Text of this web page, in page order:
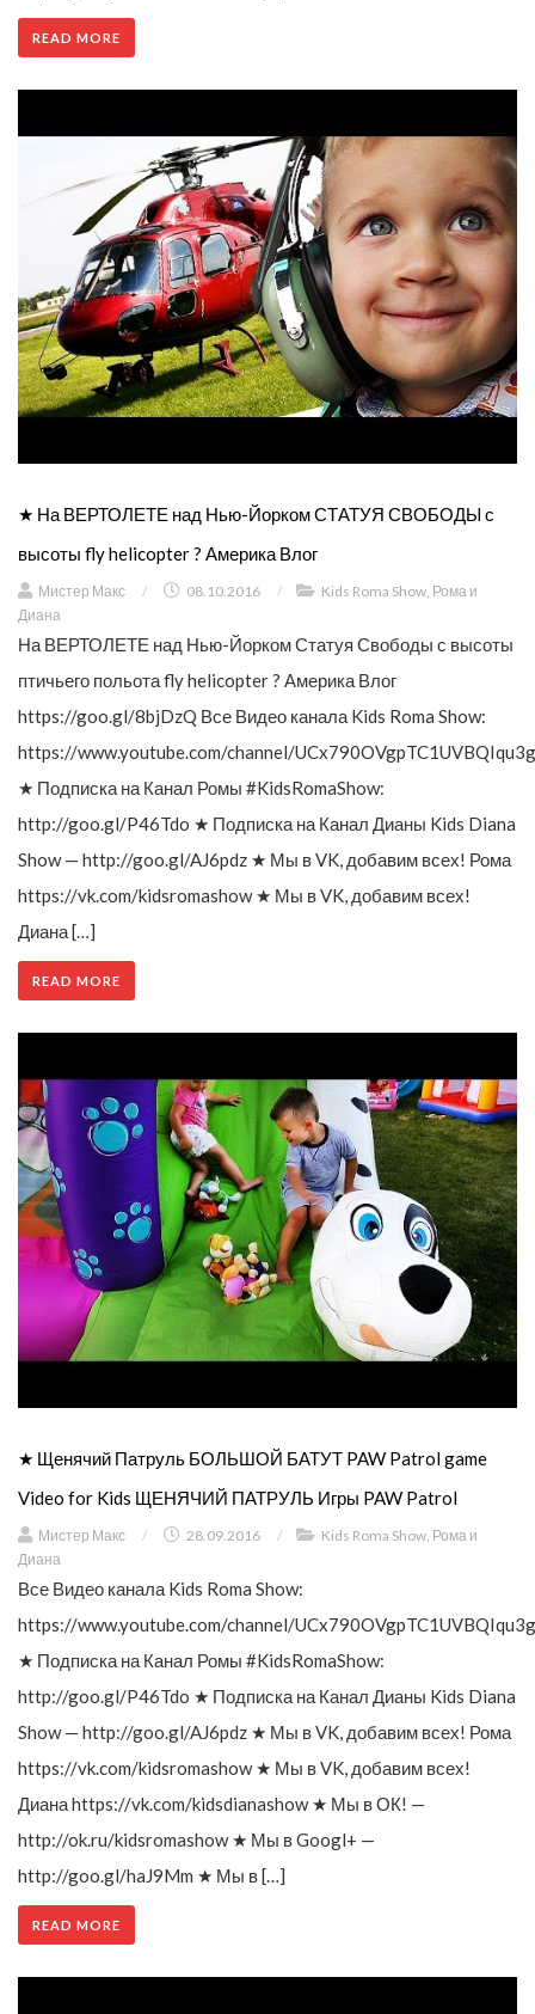
READ MORE
★ На ВЕРТОЛЕТЕ над Нью-Йорком СТАТУЯ СВОБОДЫ с
высоты fly helicopter ? Америка Влог
Мистер Макс / 08.10.2016 / Kids Roma Show, Рома и
Диана
На ВЕРТОЛЕТЕ над Нью-Йорком Статуя Свободы с высоты
птичьего польота fly helicopter ? Америка Влог
https://goo.gl/8bjDzQ Все Видео канала Kids Roma Show:
https://www.youtube.com/channel/
★ Подписка на Канал Ромы #KidsRomaShow:
http://goo.gl/P46Tdo ★ Подписка на Канал Дианы Kids Diana
Show — http://goo.gl/AJ6pdz ★ Мы в VK, добавим всех! Рома
https://vk.com/kidsromashow ★ Мы в VK, добавим всех!
Диана […]
READ MORE
★ Щенячий Патруль БОЛЬШОЙ БАТУТ PAW Patrol game
Video for Kids ЩЕНЯЧИЙ ПАТРУЛЬ Игры PAW Patrol
Мистер Макс / 28.09.2016 / Kids Roma Show Рома и
Диана
Все Видео канала Kids Roma Show:
https://www.youtube.com/channel/
★ Подписка на Канал Ромы #KidsRomaShow:
http://goo.gl/P46Tdo ★ Подписка на Канал Дианы Kids Diana
Show — http://goo.gl/AJ6pdz ★ Мы в VK, добавим всех! Рома
https://vk.com/kidsromashow ★ Мы в VK, добавим всех!
Диана https://vk.com/kidsdianashow ★ Мы в ОК! —
http://ok.ru/kidsromashow ★ Мы в Googl+ —
http://goo.gl/haJ9Mm ★ Мы в […]
READ MORE